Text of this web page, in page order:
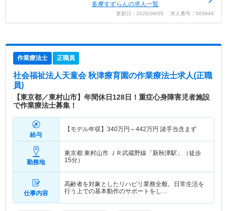
多摩すずらんの求人一覧
更新日：2026/08/05 求人番号：503949
作業療法士 正職員
社会福祉法人天童会 秋津療育園の作業療法士求人(正職
員)
【東京都／東村山市】年間休日128日！重症心身障害児者施設
で作業療法士募集！
給与
【モデル年収】 340万円～442万円 諸手当含まず
勤務地
東京都 東村山市 ＪＲ武蔵野線「新秋津駅」（徒歩
15分）
仕事内容
高齢者を対象としたリハビリ業務全般。日常生活を
行う上での基本動作のサポートをし…